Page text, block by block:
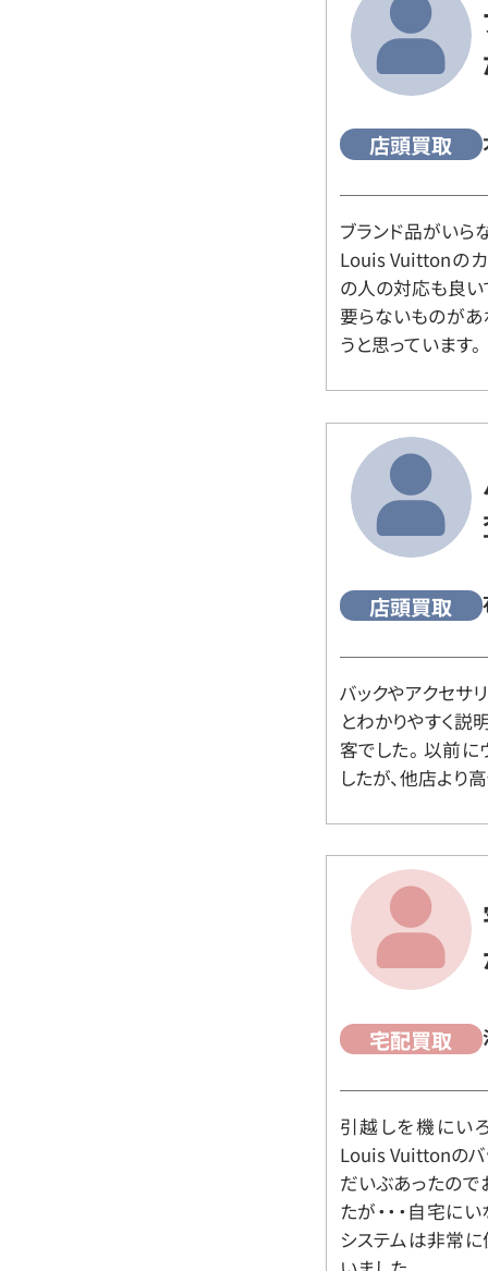
店頭買取
ブランド品がいら
Louis Vuittonの
の人の対応も良い
要らないものがあ
うと思っています。
店頭買取
バックやアクセサ
とわかりやすく説
客でした。 以前
したが、他店より
宅配買取
引越しを機にい
Louis Vuittonのバ
だいぶあったので
たが・・・自宅に
システムは非常に